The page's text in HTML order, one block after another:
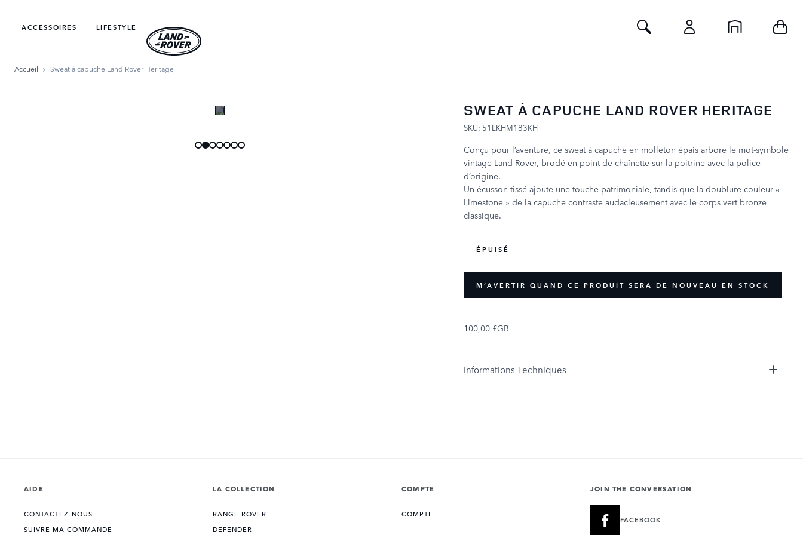
ACCESSOIRES
LIFESTYLE Toggle Search
Accueil Sweat à capuche Land Rover Heritage
SWEAT À CAPUCHE LAND ROVER HERITAGE
SKU: 51LKHM183KH
Conçu pour l’aventure, ce sweat à capuche en molleton épais arbore le mot-symbole
vintage Land Rover, brodé en point de chaînette sur la poitrine avec la police
d’origine.
Un écusson tissé ajoute une touche patrimoniale, tandis que la doublure couleur «
Limestone » de la capuche contraste audacieusement avec le corps vert bronze
classique.
ÉPUISÉ
M’AVERTIR QUAND CE PRODUIT SERA DE NOUVEAU EN STOCK
100,00 £GB
Informations Techniques
AIDE
CONTACTEZ-NOUS
SUIVRE MA COMMANDE
LA COLLECTION
RANGE ROVER
DEFENDER
COMPTE
COMPTE
JOIN THE CONVERSATION
FACEBOOK